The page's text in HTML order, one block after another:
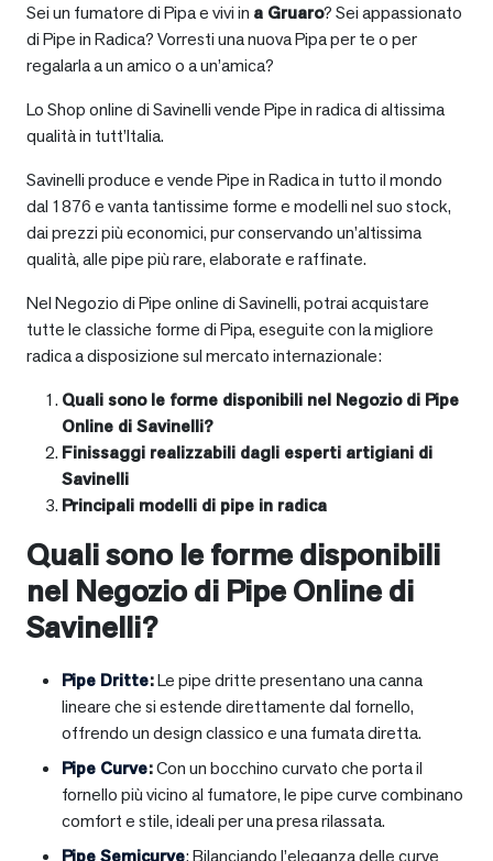
Sei un fumatore di Pipa e vivi in a Gruaro? Sei appassionato
di Pipe in Radica? Vorresti una nuova Pipa per te o per
regalarla a un amico o a un’amica?
Lo Shop online di Savinelli vende Pipe in radica di altissima
qualità in tutt’Italia.
Savinelli produce e vende Pipe in Radica in tutto il mondo
dal 1876 e vanta tantissime forme e modelli nel suo stock,
dai prezzi più economici, pur conservando un’altissima
qualità, alle pipe più rare, elaborate e raffinate.
Nel Negozio di Pipe online di Savinelli, potrai acquistare
tutte le classiche forme di Pipa, eseguite con la migliore
radica a disposizione sul mercato internazionale:
Quali sono le forme disponibili nel Negozio di Pipe
Online di Savinelli?
Finissaggi realizzabili dagli esperti artigiani di
Savinelli
Principali modelli di pipe in radica
Quali sono le forme disponibili
nel Negozio di Pipe Online di
Savinelli?
Pipe Dritte:Le pipe dritte presentano una canna
lineare che si estende direttamente dal fornello,
offrendo un design classico e una fumata diretta.
Pipe Curve:Con un bocchino curvato che porta il
fornello più vicino al fumatore, le pipe curve combinano
comfort e stile, ideali per una presa rilassata.
Pipe Semicurve: Bilanciando l’eleganza delle curve